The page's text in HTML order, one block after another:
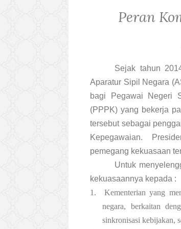
Peran
Sejak tahun
Aparatur Sipil Negara
bagi Pegawai Negeri
(PPPK) yang bekerja
tersebut sebagai
Kepegawaian.
pemegang kekuasaan
Untuk
kekuasaannya kepada :
1.
Kementerian yang
negara, berkaitan
sinkronisasi kebijakan,